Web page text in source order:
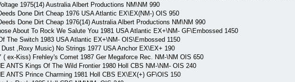
1975(14) Australia Albert Productions NM\NM 990
Done Dirt Cheap 1976 USA Atlantic EX\EX(NM-) OIS 950
Done Dirt Cheap 1976(14) Australia Albert Productions NM\NM 990
About To Rock We Salute You 1981 USA Atlantic EX+\NM- GF\Embossed 1450
The Switch 1983 USA Atlantic EX+\NM- OIS\Embossed 1150
,Roxy Music) No Strings 1977 USA Anchor EX\EX+ 190
( ex-Kiss) Frehley's Comet 1987 Ger Megaforce Rec. NM-\NM OIS 650
ANTS Kings Of The Wild Frontier 1980 Holl CBS NM-\NM- OIS 240
ANTS Prince Charming 1981 Holl CBS EX\EX(+) GF\OIS 150